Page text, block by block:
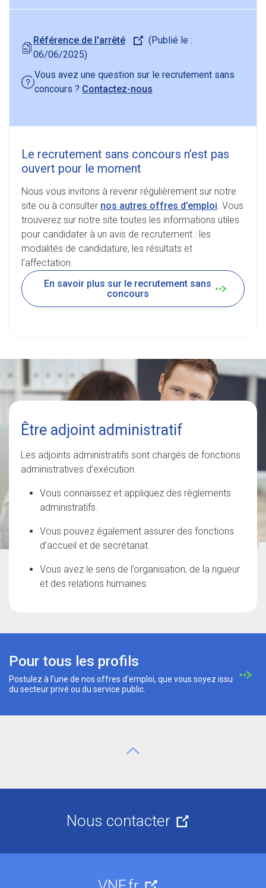
Référence de l'arrêté
(Publié le :
06/06/2025)
Vous avez une question sur le recrutement sans
concours ? Contactez-nous
Le recrutement sans concours n’est pas
ouvert pour le moment
Nous vous invitons à revenir régulièrement sur notre
site ou à consulter nos autres offres d’emploi. Vous
trouverez sur notre site toutes les informations utiles
pour candidater à un avis de recrutement : les
modalités de candidature, les résultats et
l’affectation.
En savoir plus sur le recrutement sans
concours
Être adjoint administratif
Les adjoints administratifs sont chargés de fonctions
administratives d’exécution.
Vous connaissez et appliquez des règlements
administratifs.
Vous pouvez également assurer des fonctions
d’accueil et de secrétariat.
Vous avez le sens de l’organisation, de la rigueur
et des relations humaines.
Pour tous les profils
Postulez à l’une de nos offres d’emploi, que vous soyez issu
du secteur privé ou du service public.
Aller en haut de page
Nous contacter